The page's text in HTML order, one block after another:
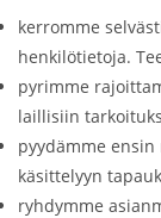
kerromme
henkilötietoja.
pyrimme
laillisiin
pyydämme
käsittelyyn
ryhdymme